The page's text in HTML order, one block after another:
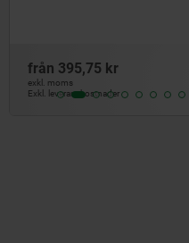
från181,75 kr
exkl. moms
Exkl. leveranskostnader